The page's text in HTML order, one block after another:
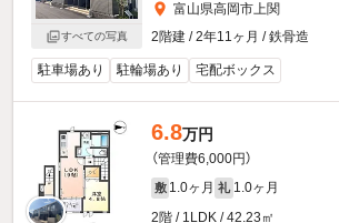
すべての写真
富山県高岡市上関
2階建 / 2年11ヶ月 / 鉄骨造
駐車場あり 駐輪場あり 宅配ボックス
6.8万円
（管理費6,000円）
敷 1.0ヶ月 礼 1.0ヶ月
2階 / 1LDK / 42.23㎡